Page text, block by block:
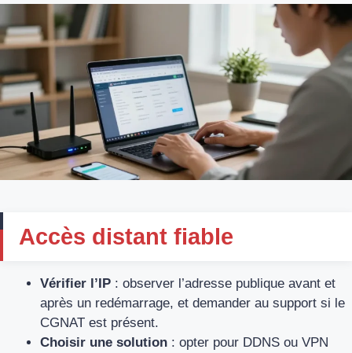
Accès distant fiable
Vérifier l’IP : observer l’adresse publique avant et
après un redémarrage, et demander au support si le
CGNAT est présent.
Choisir une solution : opter pour DDNS ou VPN